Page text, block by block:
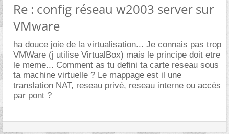
Re : config réseau w2003 server sur
VMware
ha douce joie de la virtualisation... Je connais pas trop
VMWare (j utilise VirtualBox) mais le principe doit etre
le meme... Comment as tu defini ta carte reseau sous
ta machine virtuelle ? Le mappage est il une
translation NAT, reseau privé, reseau interne ou accès
par pont ?